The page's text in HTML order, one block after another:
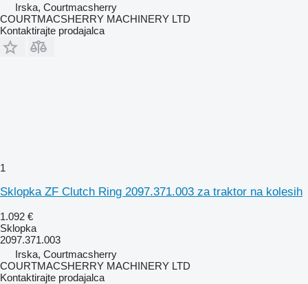
Irska, Courtmacsherry
COURTMACSHERRY MACHINERY LTD
Kontaktirajte prodajalca
1
Sklopka ZF Clutch Ring 2097.371.003 za traktor na kolesih
1.092 €
Sklopka
2097.371.003
Irska, Courtmacsherry
COURTMACSHERRY MACHINERY LTD
Kontaktirajte prodajalca